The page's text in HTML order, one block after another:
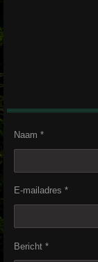
Naam *
E-mailadres *
Bericht *